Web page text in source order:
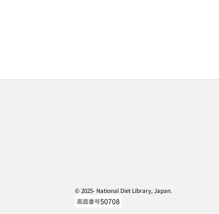
© 2025- National Diet Library, Japan.
画面番号50708